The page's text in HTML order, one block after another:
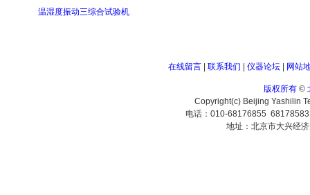
温湿度振动三综合试验机
在线留言| 联系我们 仪器论坛| 网站
版权所有©
Copyright(c) Beijing Yashilin
电话：010-68176855
地址：北京市大兴经